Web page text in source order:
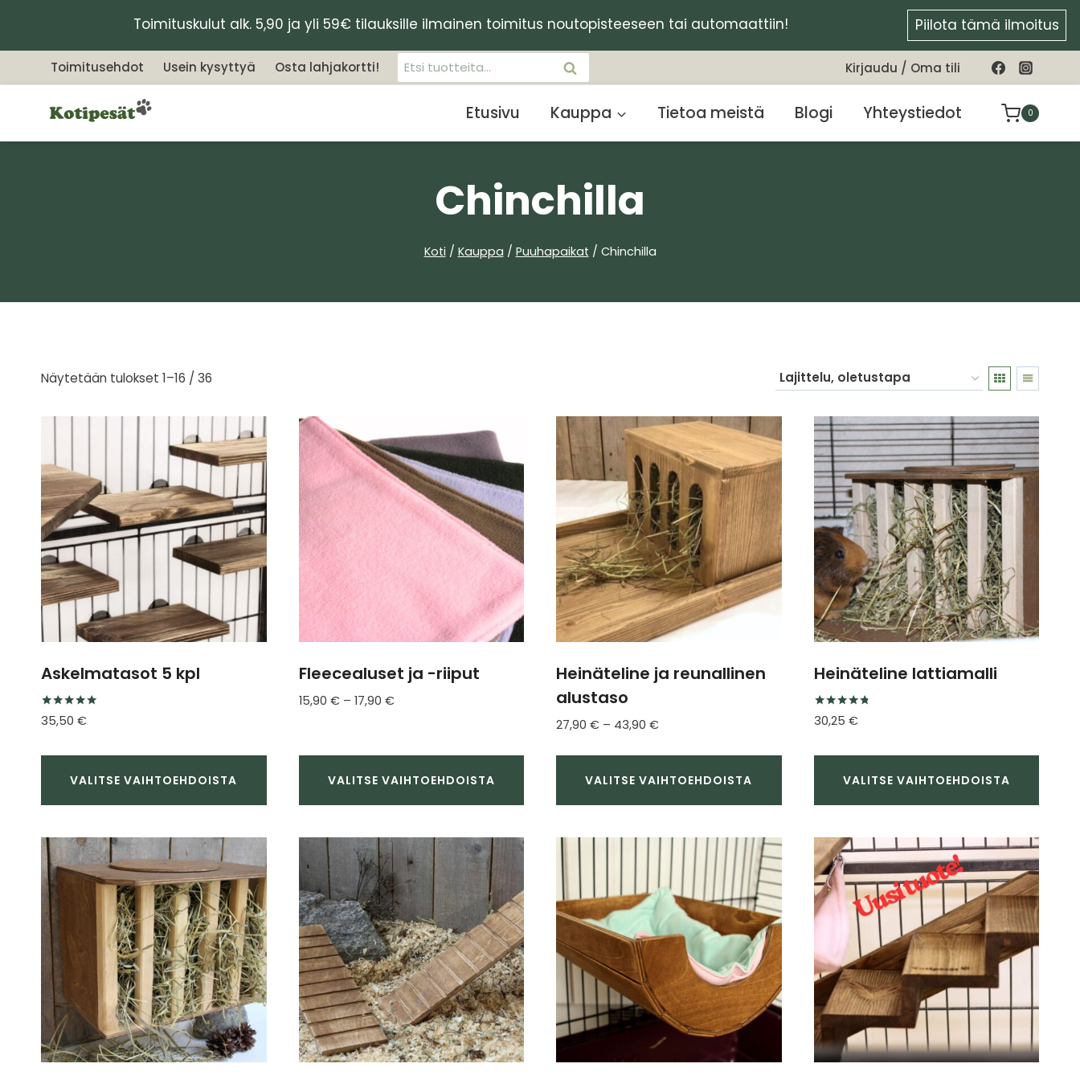
Toimituskulut alk. 5,90 ja yli 59€ tilauksille ilmainen toimitus noutopisteeseen tai automaattiin! Piilota tämä ilmoitus
Toimitusehdot Usein kysyttyä Osta lahjakortti! Etsi: HAKU Kirjaudu / Oma tili
Etusivu Kauppa Tietoa meistä Blogi Yhteystiedot 0
Chinchilla
Koti / Kauppa / Puuhapaikat / Chinchilla
Näytetään tulokset 1–16 / 36
Askelmatasot 5 kpl
Arvostelu
tuotteesta:
35,50 €
VALITSE VAIHTOEHDOISTA
tuotteella
on
useampi
muunnelma.
Voit
tehdä
valinnat
tuotteen
sivulla.
Fleecealuset ja -riiput
15,90 € – 17,90 €Hintaluokka:
17,90 €
VALITSE VAIHTOEHDOISTA
tuotteella
useampi
muunnelma.
Voit
tehdä
valinnat
tuotteen
sivulla.
Heinäteline ja reunallinen
alustaso
27,90 € – 43,90 €Hintaluokka:
-
43,90 €
VALITSE VAIHTOEHDOISTA
tuotteella
on
useampi
muunnelma.
Voit
tehdä
valinnat
tuotteen
sivulla.
Heinäteline lattiamalli
Arvostelu
tuotteesta:
30,25 €
VALITSE VAIHTOEHDOISTA
tuotteella
on
useampi
muunnelma.
Voit
tehdä
valinnat
tuotteen
sivulla.